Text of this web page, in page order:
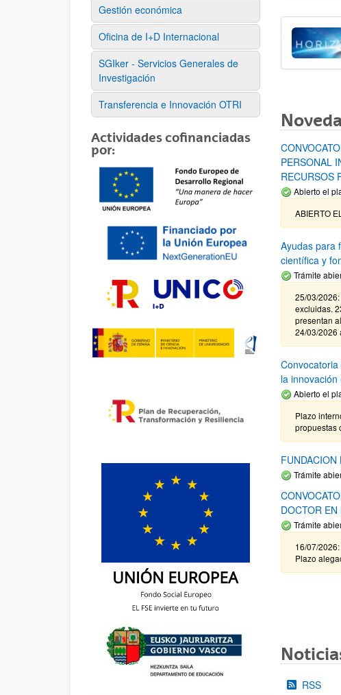
Gestión económica
Oficina de I+D Internacional
SGIker - Servicios Generales de
Investigación
Transferencia e Innovación OTRI
Actividades cofinanciadas
por:
PERSONAL
RECURSOS
Abierto el
ABIERTO
Ayudas para
científica y
Trámite
25/03/
excluidas.
presentan
24/03/2026
la
Abierto el
Plazo
propuestas
Trámite
DOCTOR
Trámite
16/07/
Plazo
RSS